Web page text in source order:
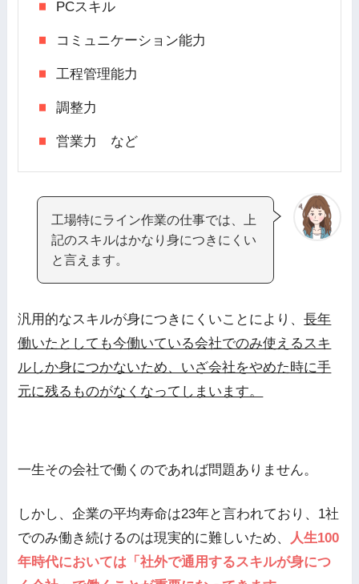
PCスキル
コミュニケーション能力
工程管理能力
調整力
営業力 など
工場特にライン作業の仕事では、上
記のスキルはかなり身につきにくい
と言えます。
汎用的なスキルが身につきにくいことにより、長年
働いたとしても今働いている会社でのみ使えるスキ
ルしか身につかないため、いざ会社をやめた時に手
元に残るものがなくなってしまいます。
一生その会社で働くのであれば問題ありません。
しかし、企業の平均寿命は23年と言われており、1社
でのみ働き続けるのは現実的に難しいため、 人生100
年時代においては「社外で通用するスキルが身につ